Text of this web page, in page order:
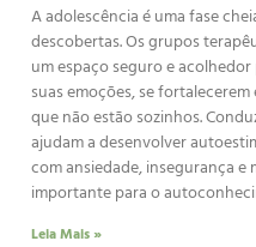
A adolescência é uma fase
descobertas. Os grupos
um espaço seguro e
suas emoções, se
que não estão sozinhos.
ajudam a desenvolver
com ansiedade, insegurança e
importante para o
Leia Mais »